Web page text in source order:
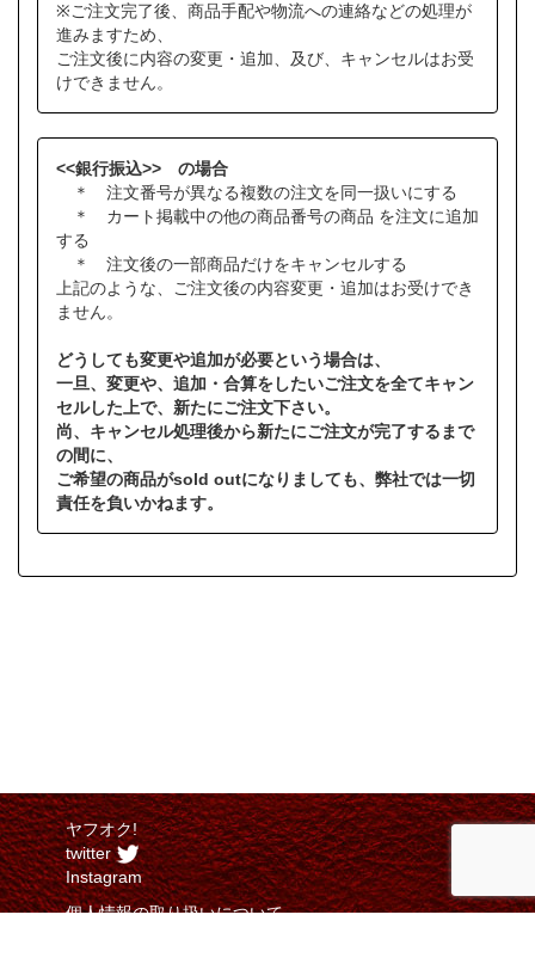
※ご注文完了後、商品手配や物流への連絡などの処理が
進みますため、
ご注文後に内容の変更・追加、及び、キャンセルはお受
けできません。
<<銀行振込>> の場合
＊ 注文番号が異なる複数の注文を同一扱いにする
＊ カート掲載中の他の商品番号の商品 を注文に追加
する
＊ 注文後の一部商品だけをキャンセルする
上記のような、ご注文後の内容変更・追加はお受けでき
ません。
どうしても変更や追加が必要という場合は、
一旦、変更や、追加・合算をしたいご注文を全てキャン
セルした上で、新たにご注文下さい。
尚、キャンセル処理後から新たにご注文が完了するまで
の間に、
ご希望の商品がsold outになりましても、弊社では一切
責任を負いかねます。
ヤフオク!
twitter
Instagram
個人情報の取り扱いについて